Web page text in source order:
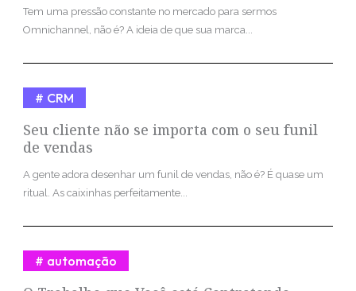
Tem uma pressão constante no mercado para sermos
Omnichannel, não é? A ideia de que sua marca...
Seu cliente não se importa com o seu funil
de vendas
CRM
A gente adora desenhar um funil de vendas, não é? É quase um
ritual. As caixinhas perfeitamente...
automação